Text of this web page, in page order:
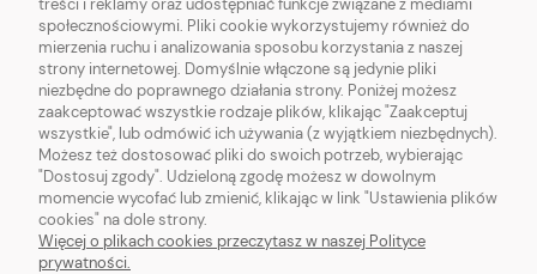
MOJE KONTO
PŁATNOŚCI I DOSTAWA
INFORMACJE
O NAS
treści i reklamy oraz udostępniać funkcje związane z mediami
społecznościowymi. Pliki cookie wykorzystujemy również do
mierzenia ruchu i analizowania sposobu korzystania z naszej
strony internetowej. Domyślnie włączone są jedynie pliki
niezbędne do poprawnego działania strony. Poniżej możesz
zaakceptować wszystkie rodzaje plików, klikając "Zaakceptuj
wszystkie", lub odmówić ich używania (z wyjątkiem niezbędnych).
Możesz też dostosować pliki do swoich potrzeb, wybierając
"Dostosuj zgody". Udzieloną zgodę możesz w dowolnym
momencie wycofać lub zmienić, klikając w link "Ustawienia plików
cookies" na dole strony.
Więcej o plikach cookies przeczytasz w naszej Polityce
prywatności.